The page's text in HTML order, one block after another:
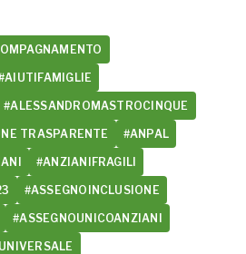
#ALESSANDROMASTROCINQUE
TRASPARENTE #ANPAL
#ANZIANIFRAGILI
#ASSEGNOINCLUSIONE
#ASSEGNOUNICOANZIANI